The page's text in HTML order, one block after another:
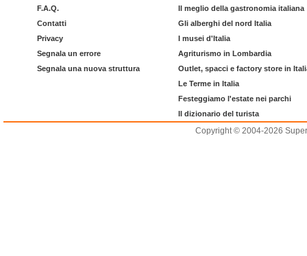
F.A.Q.
Contatti
Privacy
Segnala un errore
Segnala una nuova struttura
Il meglio della gastronomia italiana
Gli alberghi del nord Italia
I musei d'Italia
Agriturismo in Lombardia
Outlet, spacci e factory store in
Le Terme in Italia
Festeggiamo l'estate nei parchi
Il dizionario del turista
Copyright © 2004-2026